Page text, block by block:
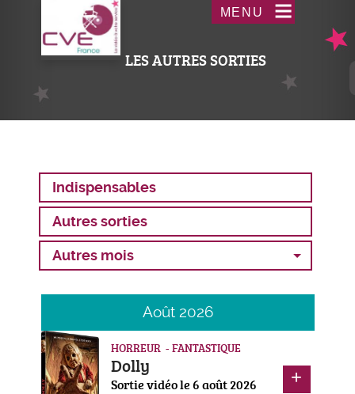
contenu
principal
MENU
LES AUTRES SORTIES
Indispensables
Autres sorties
Autres mois
Août 2026
HORREUR - FANTASTIQUE
Dolly
Sortie vidéo le 6 août 2026